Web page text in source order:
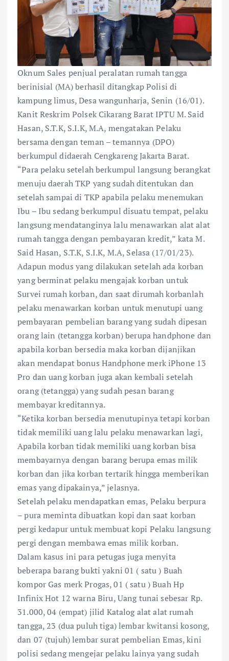
Oknum Sales penjual peralatan rumah tangga
berinisial (MA) berhasil ditangkap Polisi di
kampung limus, Desa wangunharja, Senin (16/01).
Kanit Reskrim Polsek Cikarang Barat IPTU M. Said
Hasan, S.T.K, S.I.K, M.A, mengatakan Pelaku
bersama dengan teman – temannya (DPO)
berkumpul didaerah Cengkareng Jakarta Barat.
“Para pelaku setelah berkumpul langsung berangkat
menuju daerah TKP yang sudah ditentukan dan
setelah sampai di TKP apabila pelaku menemukan
Ibu – Ibu sedang berkumpul disuatu tempat, pelaku
langsung mendatanginya lalu menawarkan alat alat
rumah tangga dengan pembayaran kredit,” kata M.
Said Hasan, S.T.K, S.I.K, M.A, Selasa (17/01/23).
Adapun modus yang dilakukan setelah ada korban
yang berminat pelaku mengajak korban untuk
Survei rumah korban, dan saat dirumah korbanlah
pelaku menawarkan korban untuk menutupi uang
pembayaran pembelian barang yang sudah dipesan
orang lain (tetangga korban) berupa handphone dan
apabila korban bersedia maka korban dijanjikan
akan mendapat bonus Handphone merk iPhone 13
Pro dan uang korban juga akan kembali setelah
orang (tetangga) yang sudah pesan barang
membayar kreditannya.
“Ketika korban bersedia menutupinya tetapi korban
tidak memiliki uang lalu pelaku menawarkan lagi,
Apabila korban tidak memiliki uang korban bisa
membayarnya dengan barang berupa emas milik
korban dan jika korban tertarik hingga memberikan
emas yang dipakainya,” jelasnya.
Setelah pelaku mendapatkan emas, Pelaku berpura
– pura meminta dibuatkan kopi dan saat korban
pergi kedapur untuk membuat kopi Pelaku langsung
pergi dengan membawa emas milik korban.
Dalam kasus ini para petugas juga menyita
beberapa barang bukti yakni 01 ( satu ) Buah
kompor Gas merk Progas, 01 ( satu ) Buah Hp
Infinix Hot 12 warna Biru, Uang tunai sebesar Rp.
31.000, 04 (empat) jilid Katalog alat alat rumah
tangga, 23 (dua puluh tiga) lembar kwitansi kosong,
dan 07 (tujuh) lembar surat pembelian Emas, kini
polisi sedang mengejar pelaku lainya yang sudah